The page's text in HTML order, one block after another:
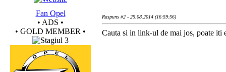
Fan Opel
• ADS •
• GOLD MEMBER •
Raspuns #2 - 25.08.2014 (16:59:56)
Cauta si in link-ul de mai jos, poate iti